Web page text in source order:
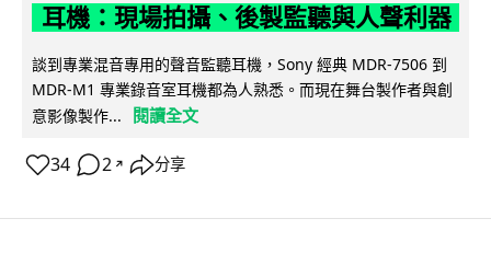
耳機：現場拍攝、後製監聽與人聲利器
談到專業混音專用的聲音監聽耳機，Sony 經典 MDR-7506 到
MDR-M1 專業錄音室耳機都為人熟悉。而現在舞台製作者與創
意影像製作...
閱讀全文
34 2 ↗ 分享